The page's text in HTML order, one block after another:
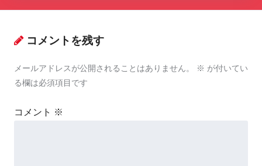
コメントを残す
メールアドレスが公開されることはありません。 ※ が付いてい
る欄は必須項目です
コメント ※